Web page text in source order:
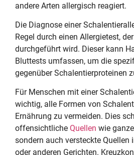
andere Arten allergisch reagiert.
Die Diagnose einer
Regel durch einen Allergietest,
durchgeführt wird. Dieser kann
Bluttests umfassen, um die
gegenüber Schalentierproteinen
Für Menschen mit einer
wichtig, alle Formen von
Ernährung zu vermeiden. Dies
offensichtliche Quellen wie
sondern auch versteckte Quellen
oder anderen Gerichten.